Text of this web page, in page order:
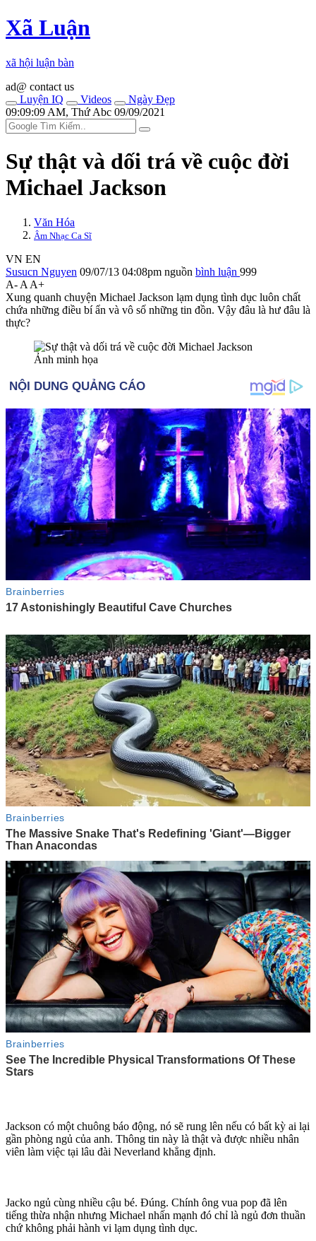
Xã Luận
xã hội luận bàn
ad@ contact us
Luyện IQ
Videos
Ngày Đẹp
09:09:09 AM, Thứ Abc 09/09/2021
Sự thật và dối trá về cuộc đời
Michael Jackson
Văn Hóa
Âm Nhạc Ca Sĩ
VN EN
Susucn Nguyen 09/07/13 04:08pm nguồn bình luận 999
A- A A+
Xung quanh chuyện Michael Jackson lạ‌m dụn‌g tìn‌ּh dụ‌ּc luôn chất
chứa những điều bí ẩn và vô số những tin đồn. Vậy đâu là hư đâu là
thực?
Ảnh minh họa
Jackson có một chuông báo động, nó sẽ rung lên nếu có bất kỳ ai lại
gần phòng ngủ của anh. Thông tin này là thật và được nhiều nhân
viên làm việc tại lâu đài Neverland khẳng định.
Jacko ngủ cùng nhiều cậu bé. Đúng. Chính ông vua pop đã lên
tiếng thừa nhận nhưng Michael nhấn mạnh đó chỉ là ngủ đơn thuần
chứ không phải hành vi lạ‌m dụn‌g tìn‌ּh dụ‌ּc.